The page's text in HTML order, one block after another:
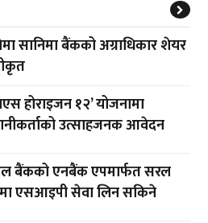
सानिमा बैंकको अग्राधिकार शेयर
होराइजन १२’ योजनामा
उत्साहजनक आवेदन
बैंकको एनबैंक एपमार्फत सरल
एसआइपी सेवा लिन सकिने